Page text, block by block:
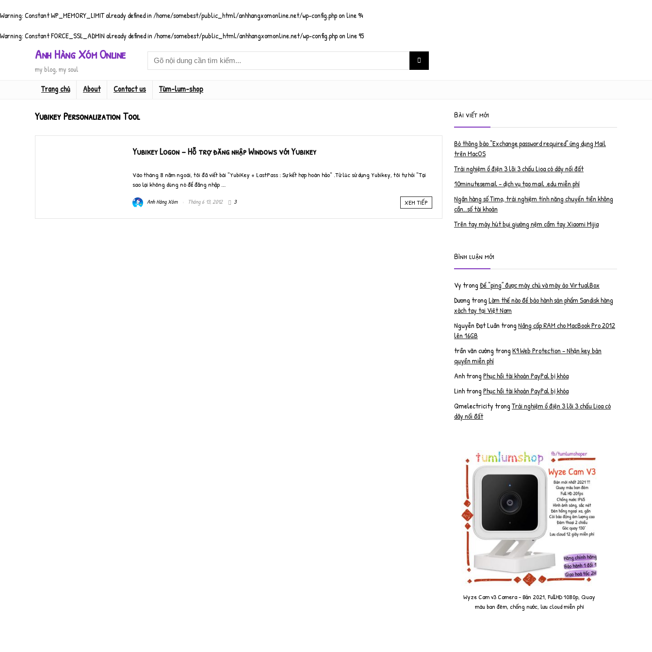
Warning: Constant WP_MEMORY_LIMIT already defined in/home/somebest/public_html/anhhangxomonline.net/wp-config.phpon line94
Warning: Constant FORCE_SSL_ADMIN already defined in/home/somebest/public_html/anhhangxomonline.net/wp-config.phpon line95
Anh Hàng Xóm Online
my blog, my soul
Trang chủ About Contact us Tùm-lum-shop
Yubikey Personalization Tool
Yubikey Logon – Hỗ trợ đăng nhập Windows với Yubikey
Vào tháng 8 năm ngoái, tôi đã viết bài "YubiKey + LastPass : Sự kết hợp hoàn hảo" .Từ lúc sử dụng Yubikey, tôi tự hỏi "Tại
sao lại không dùng nó để đăng nhập ...
Anh Hàng Xóm Tháng 6 13, 2012 3 XEM TIẾP
Bài viết mới
Bỏ thông báo “Exchange password required” ứng dụng Mail
trên MacOS
Trải nghiệm ổ điện 3 lõi 3 chấu Lioa có dây nối đất
10minutesemail – dịch vụ tạo mail .edu miễn phí
Ngân hàng số Timo, trải nghiệm tính năng chuyển tiền không
cần…số tài khoản
Trên tay máy hút bụi giường nệm cầm tay Xiaomi Mijia
Bình luận mới
Vy trongĐể “ping” được máy chủ và máy ảo VirtualBox
Dương trongLàm thế nào để bảo hành sản phẩm Sandisk hàng
xách tay tại Việt Nam
Nguyễn Đạt Luân trongNâng cấp RAM cho MacBook Pro 2012
lên 16GB
trần văn cường trongK9 Web Protection – Nhận key bản
quyền miễn phí
AnhtrongPhục hồi tài khoản PayPal bị khóa
LinhtrongPhục hồi tài khoản PayPal bị khóa
Qmelectricity trongTrải nghiệm ổ điện 3 lõi 3 chấu Lioa có
dây nối đất
Wyze Cam v3 Camera - Bản 2021, FullHD 1080p, Quay
màu ban đêm, chống nước, lưu cloud miễn phí